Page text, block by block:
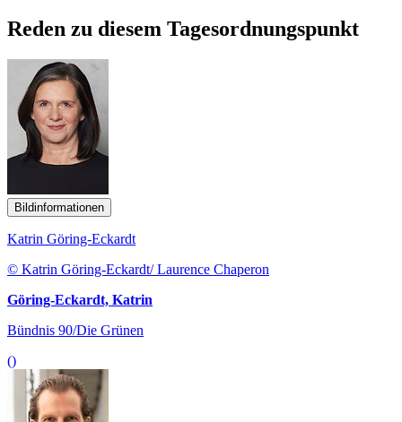
Reden zu diesem Tagesordnungspunkt
Bildinformationen
Katrin Göring-Eckardt
© Katrin Göring-Eckardt/ Laurence Chaperon
Göring-Eckardt, Katrin
Bündnis 90/Die Grünen
()